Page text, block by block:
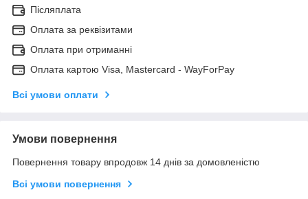
Післяплата
Оплата за реквізитами
Оплата при отриманні
Оплата картою Visa, Mastercard - WayForPay
Всі умови оплати
Умови повернення
Повернення товару впродовж 14 днів за домовленістю
Всі умови повернення